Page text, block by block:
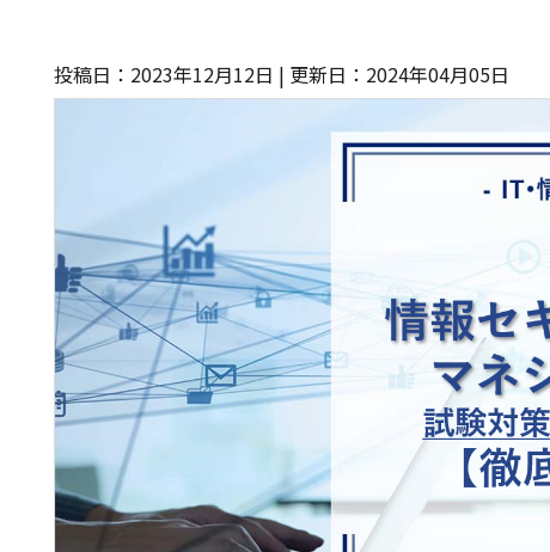
投稿日：2023年12月12日 | 更新日：2024年04月05日